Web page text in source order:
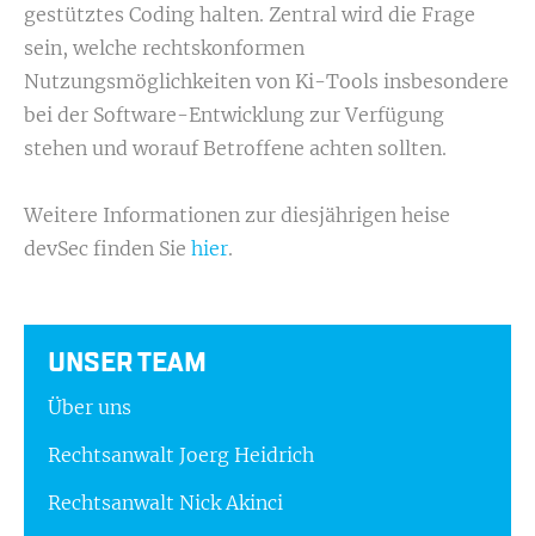
gestütztes Coding halten. Zentral wird die Frage
sein, welche rechtskonformen
Nutzungsmöglichkeiten von Ki-Tools insbesondere
bei der Software-Entwicklung zur Verfügung
stehen und worauf Betroffene achten sollten.
Weitere Informationen zur diesjährigen heise
devSec finden Sie hier.
UNSER TEAM
Über uns
Rechtsanwalt Joerg Heidrich
Rechtsanwalt Nick Akinci